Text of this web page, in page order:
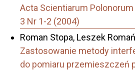
Acta Scientiarum
3 Nr 1-2 (2004)
Roman Stopa, Leszek
Zastosowanie metody
do pomiaru przemieszczeń